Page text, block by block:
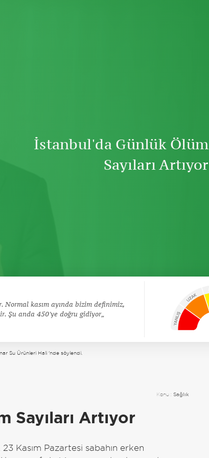
İstanbul'da Günlük Ölüm
Sayıları Artıyor
Normal kasım ayında bizim definimiz,
Şu anda 450'ye doğru gidiyor
Su Ürünleri Hali 'nde söylendi.
Konu : Sağlık
Sayıları Artıyor
Kasım Pazartesi sabahın erken